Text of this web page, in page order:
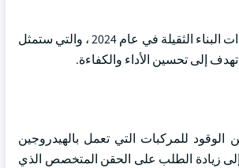
في وقت سابق من يناير من هذا العام ، وضعت Bosch خططا لإطلاق أول محركات هيدروجين للشاحنات ومعدات البناء الثقيلة في عام 2024 ، والتي ستمثل
الوقود للمركبات التي تعمل بالهيدروجين
زيادة الطلب على الحقن المتخصص الذي